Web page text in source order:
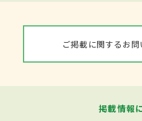
ご掲載に関するお
掲載情報